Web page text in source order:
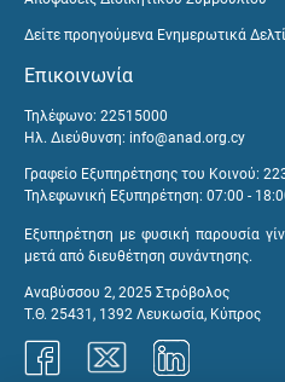
Δείτε προηγούμενα Ενημερωτικά
Επικοινωνία
Τηλέφωνο: 22515000
Ηλ. Διεύθυνση: info@anad.org.cy
Γραφείο Εξυπηρέτησης του Κοινού:
Τηλεφωνική Εξυπηρέτηση: 07:00 -
Εξυπηρέτηση με φυσική παρουσία
μετά από διευθέτηση συνάντησης.
Αναβύσσου 2, 2025 Στρόβολος
Τ.Θ. 25431, 1392 Λευκωσία, Κύπρος